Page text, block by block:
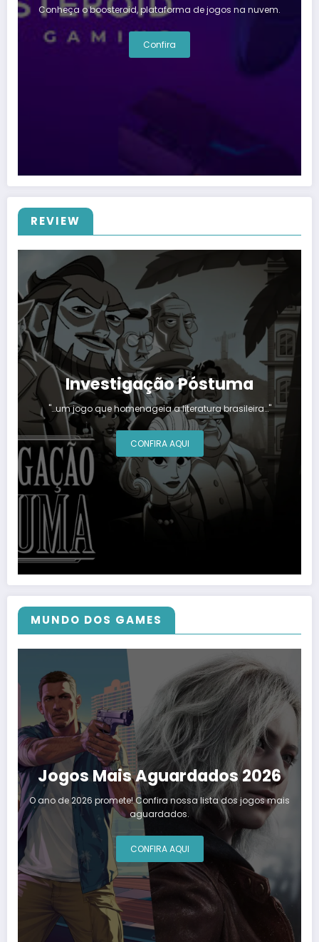
Conheça o boosteroid, plataforma de jogos na nuvem.
Confira
REVIEW
Investigação Póstuma
"…um jogo que homenageia a literatura brasileira…"
CONFIRA AQUI
MUNDO DOS GAMES
Jogos Mais Aguardados 2026
O ano de 2026 promete! Confira nossa lista dos jogos mais
aguardados.
CONFIRA AQUI